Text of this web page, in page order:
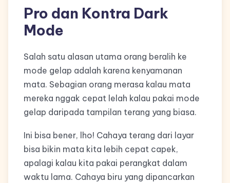
Pro dan Kontra Dark
Mode
Salah satu alasan utama orang beralih ke
mode gelap adalah karena kenyamanan
mata. Sebagian orang merasa kalau mata
mereka nggak cepat lelah kalau pakai mode
gelap daripada tampilan terang yang biasa.
Ini bisa bener, lho! Cahaya terang dari layar
bisa bikin mata kita lebih cepat capek,
apalagi kalau kita pakai perangkat dalam
waktu lama. Cahaya biru yang dipancarkan